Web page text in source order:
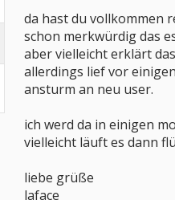
da hast du vollkommen
schon merkwürdig das
aber vielleicht erklärt
allerdings lief vor
ansturm an neu user.
ich werd da in einigen
vielleicht läuft es dann
liebe grüße
laface